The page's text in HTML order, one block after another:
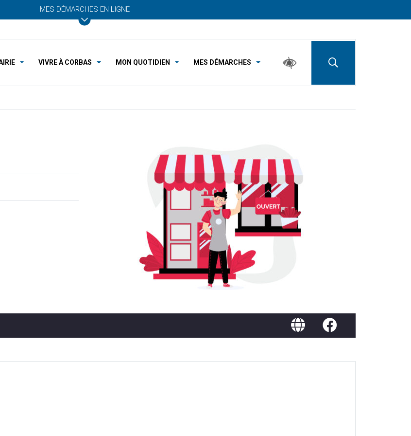
MES DÉMARCHES EN LIGNE
VIVRE À CORBAS MON QUOTIDIEN MES DÉMARCHES